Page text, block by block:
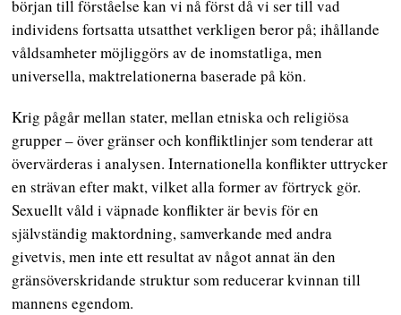
början till förståelse kan vi nå först då vi ser till vad
individens fortsatta utsatthet verkligen beror på; ihållande
våldsamheter möjliggörs av de inomstatliga, men
universella, maktrelationerna baserade på kön.
Krig pågår mellan stater, mellan etniska och religiösa
grupper – över gränser och konfliktlinjer som tenderar att
övervärderas i analysen. Internationella konflikter uttrycker
en strävan efter makt, vilket alla former av förtryck gör.
Sexuellt våld i väpnade konflikter är bevis för en
självständig maktordning, samverkande med andra
givetvis, men inte ett resultat av något annat än den
gränsöverskridande struktur som reducerar kvinnan till
mannens egendom.